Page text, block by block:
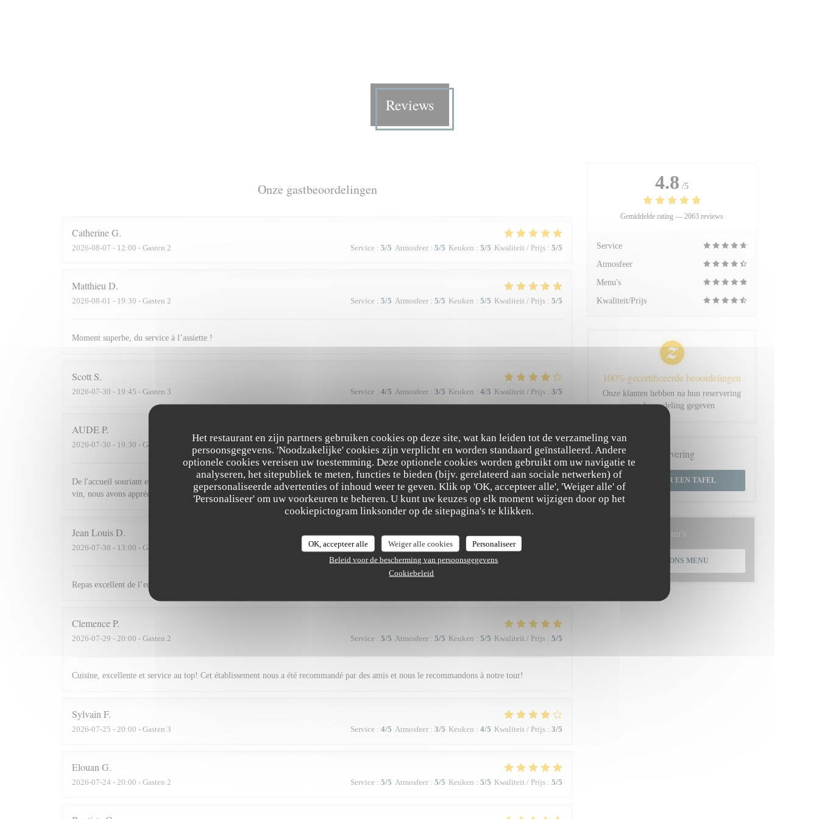
Het restaurant en zijn partners gebruiken cookies op deze site, wat kan leiden tot de verzameling van
persoonsgegevens. 'Noodzakelijke' cookies zijn verplicht en worden standaard geïnstalleerd. Andere
optionele cookies vereisen uw toestemming. Deze optionele cookies worden gebruikt om uw navigatie te
analyseren, het sitepubliek te meten, functies te bieden (bijv. gerelateerd aan sociale netwerken) of
gepersonaliseerde advertenties of inhoud weer te geven. Klik op 'OK, accepteer alle', 'Weiger alle' of
'Personaliseer' om uw voorkeuren te beheren. U kunt uw keuzes op elk moment wijzigen door op het
cookiepictogram linksonder op de sitepagina's te klikken.
OK, accepteer alle Weiger alle cookies
Personaliseer
Beleid voor de bescherming van persoonsgegevens
Cookiebeleid
Reviews
Onze gastbeoordelingen
CatherineG
2026-08-07 - 12:00 - Gasten 2 Service : 5/5 Atmosfeer : 5/5 Keuken : 5/5 Kwaliteit / Prijs : 5/5
Matthieu D
2026-08-01 - 19:30 - Gasten 2 Service : 5/5 Atmosfeer : 5/5 Keuken : 5/5 Kwaliteit / Prijs : 5/5
Moment superbe, du service à l’assiette !
Scott S
2026-07-30 - 19:45 - Gasten 3 Service : 4/5 Atmosfeer : 3/5 Keuken : 4/5 Kwaliteit / Prijs : 3/5
AUDEP
2026-07-30 - 19:30 - Gasten 2 Service /5 Atmosfeer : Keuken : Kwaliteit / Prijs:
De l'accueil souriant et chaleureux comme à la maison jusqu'à la qualité et la présentation de l'assiette (poissons) en passant par le service du
vin, nous avons apprécié ce dîner et souhaitons revenir. Bravo & merci +++
Jean LouisD
2026-07-30 - 13:00 - Gasten 2 Service 5 /5 Atmosfeer: 4/5 Keuken: 5/5 Kwaliteit / Prijs
Repas excellent de l’entrée au dessert. Service impeccable. Vraiment top. Je recommande.
ClemenceP
2026-07-29 - 20:00 - Gasten 2 Service : 5/5 Atmosfeer : 5/5 Keuken : 5/5 Kwaliteit / Prijs : 5/5
Cuisine, excellente et service au top! Cet établissement nous a été recommandé par des amis et nous le recommandons à notre tour!
Sylvain F
2026-07-25 - 20:00 - Gasten 3 Service : 4/5 Atmosfeer : 3/5 Keuken : 4/5 Kwaliteit / Prijs : 3/5
Elouan G
2026-07-24 - 20:00 - Gasten 2 Service : 5/5 Atmosfeer : 5/5 Keuken : 5/5 Kwaliteit / Prijs : 5/5
4.8 /5
Gemiddelde rating — 2063 reviews
Service
Atmosfeer
Menu's
Kwaliteit/Prijs
100% gecertificeerde beoordelingen
Onze klanten hebben na hun reservering
een beoordeling gegeven
Reservering
RESERVEER EEN TAFEL
Menu's
ONTDEK ONS MENU